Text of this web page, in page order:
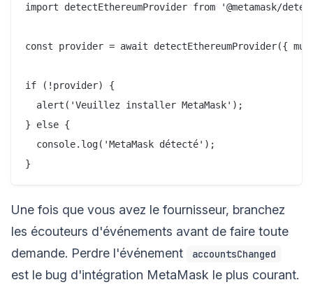
import detectEthereumProvider from '@metamask/
const provider = await detectEthereumProvider({
if (!provider) {
  alert('Veuillez installer MetaMask');
} else {
  console.log('MetaMask détecté');
Une fois que vous avez le fournisseur, branchez
les écouteurs d'événements avant de faire toute
demande. Perdre l'événement
accountsChanged
est le bug d'intégration MetaMask le plus courant.